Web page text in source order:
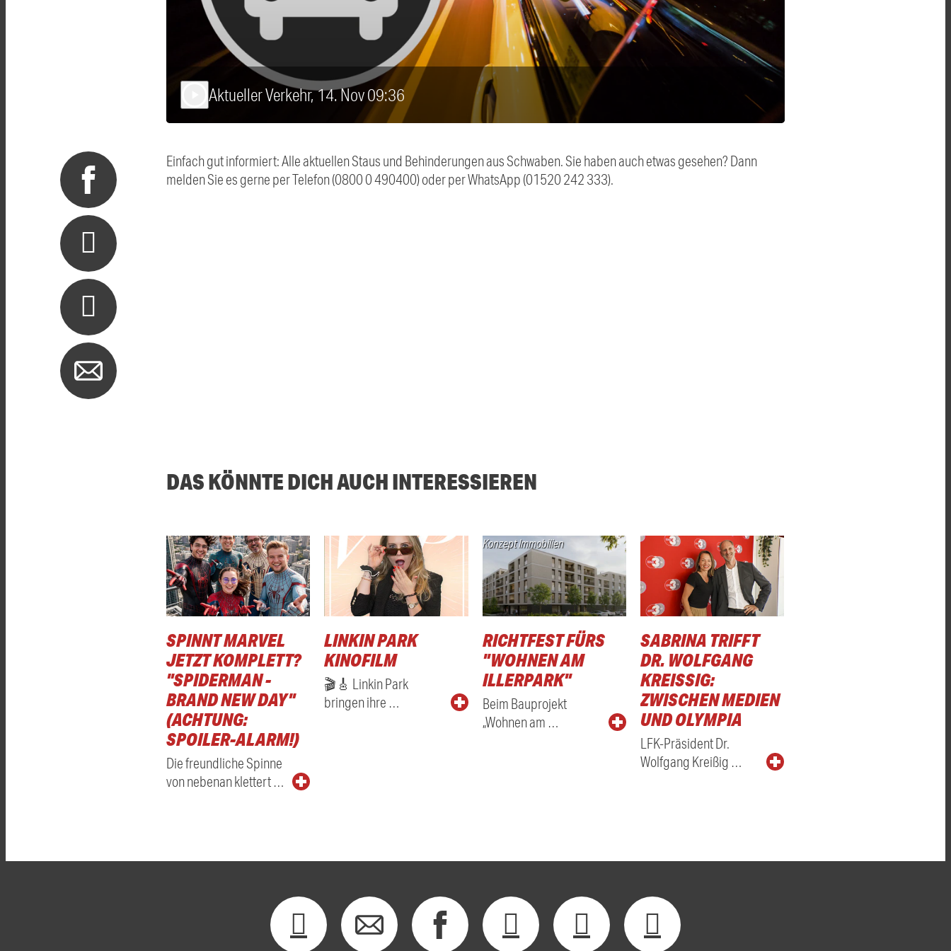
Aktueller Verkehr, 14. Nov 09:36
Einfach gut informiert: Alle aktuellen Staus und Behinderungen aus Schwaben. Sie haben auch etwas gesehen? Dann
melden Sie es gerne per Telefon (0800 0 490400) oder per WhatsApp (01520 242 333).
DAS KÖNNTE DICH AUCH INTERESSIEREN
SPINNT MARVEL
JETZT KOMPLETT?
"SPIDERMAN -
BRAND NEW DAY"
(ACHTUNG:
SPOILER-ALARM!)
Die freundliche Spinne
von nebenan klettert …
LINKIN PARK
KINOFILM
🎬🎸 Linkin Park
bringen ihre …
Konzept Immobilien
RICHTFEST FÜRS
"WOHNEN AM
ILLERPARK"
Beim Bauprojekt
„Wohnen am …
SABRINA TRIFFT
DR. WOLFGANG
KREISSIG: Z
WISCHEN MEDIEN U
ND OLYMPIA
LFK-Präsident Dr.
Wolfgang Kreißig …